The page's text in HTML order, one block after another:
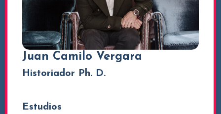
Juan Camilo Vergara
Historiador Ph. D.
Estudios